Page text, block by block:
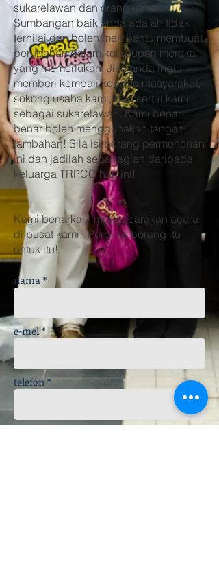
sukarelawan dan orang ramai.
Sumbangan baik anda adalah tidak
ternilai dan boleh membantu membuat
perubahan dalam kehidupan mereka
yang memerlukan. Jika anda ingin
memberi kembali kepada masyarakat,
sokong usaha kami, dan sertai kami
sebagai sukarelawan. Kami benar-
benar boleh menggunakan tangan
tambahan! Sila isi borang permohonan
ini dan jadilah sebahagian daripada
keluarga TRPCC hari ini!
Kami benarkanmengacarakan acara
di pusat kami. Pergi ke borang itu
untuk itu!
nama *
e-mel *
telefon *